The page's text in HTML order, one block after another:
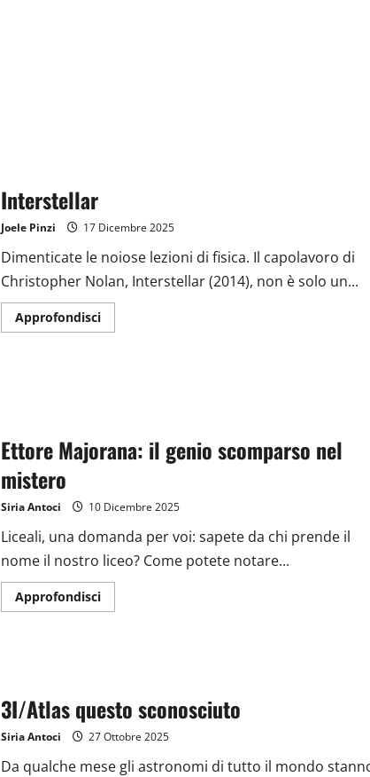
Interstellar
Joele Pinzi 17 Dicembre 2025
Dimenticate le noiose lezioni di fisica. Il capolavoro di
Christopher Nolan, Interstellar (2014), non è solo un...
Approfondisci
Ettore Majorana: il genio scomparso nel
mistero
Siria Antoci 10 Dicembre 2025
Liceali, una domanda per voi: sapete da chi prende il
nome il nostro liceo? Come potete notare...
Approfondisci
3I/Atlas questo sconosciuto
Siria Antoci 27 Ottobre 2025
Da qualche mese gli astronomi di tutto il mondo